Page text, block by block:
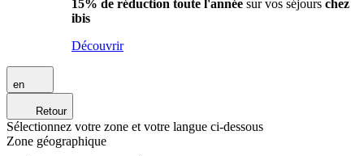
15% de réduction toute l'année sur vos séjours chez
ibis
Découvrir
en
Retour
Sélectionnez votre zone et votre langue ci-dessous
Zone géographique